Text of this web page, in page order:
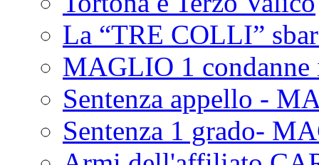
La “TRE COLLI”
MAGLIO 1 condanne
Sentenza appello -
Sentenza 1 grado-